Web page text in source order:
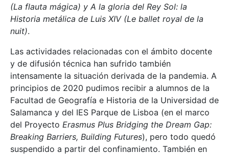
(La flauta mágica) y A la gloria del Rey Sol: la
Historia metálica de Luis XIV (Le ballet royal de la
nuit).
Las actividades relacionadas con el ámbito docente
y de difusión técnica han sufrido también
intensamente la situación derivada de la pandemia. A
principios de 2020 pudimos recibir a alumnos de la
Facultad de Geografía e Historia de la Universidad de
Salamanca y del IES Parque de Lisboa (en el marco
del Proyecto Erasmus Plus Bridging the Dream Gap:
Breaking Barriers, Building Futures), pero todo quedó
suspendido a partir del confinamiento. También en